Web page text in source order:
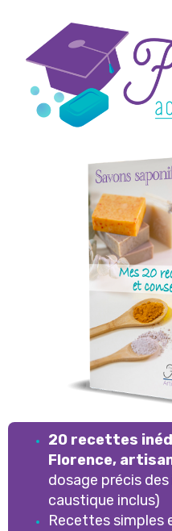
20 recettes
Florence,
dosage précis
caustique inclus)
Recettes simples